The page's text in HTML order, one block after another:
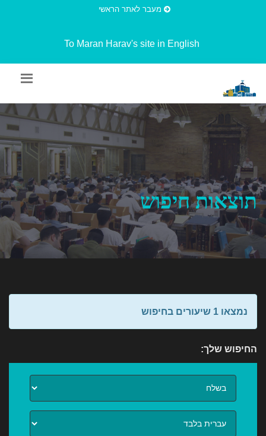
מעבר לאתר הראשי
To Maran Harav's site in English
תוצאות חיפוש
נמצאו 1 שיעורים בחיפוש
החיפוש שלך: